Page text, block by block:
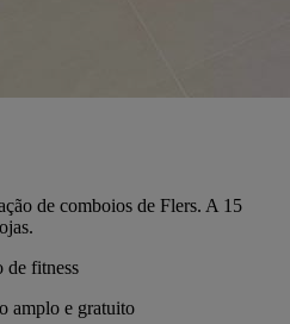
de comboios de Flers. A 15
de fitness
amplo e gratuito